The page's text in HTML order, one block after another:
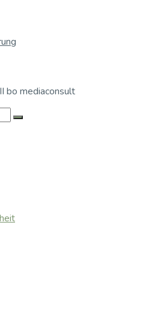
bo mediaconsult